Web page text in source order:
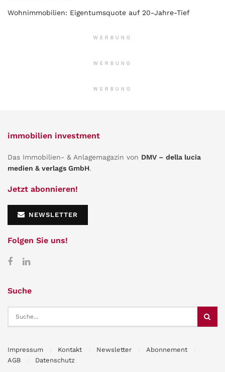
Wohnimmobilien: Eigentumsquote auf 20-Jahre-Tief
WERBUNG
WERBUNG
WERBUNG
immobilien investment
Das Immobilien- & Anlagemagazin von DMV – della lucia
medien & verlags GmbH.
Jetzt abonnieren!
NEWSLETTER
Folgen Sie uns!
Suche
Impressum Kontakt Newsletter
Abonnement
AGB
Datenschutz